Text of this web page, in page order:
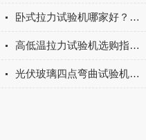
卧式拉力试验机哪家好？2026年国产实力厂家实测推荐
高低温拉力试验机选购指南：聚焦上海宇涵的技术实力与可靠方案
光伏玻璃四点弯曲试验机的重要性